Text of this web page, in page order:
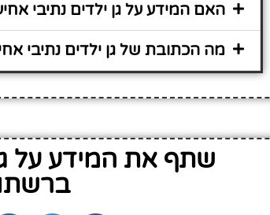
האם המידע על גן ילדים נתיבי
מה הכתובת של גן ילדים נתיבי
שתף את המידע על